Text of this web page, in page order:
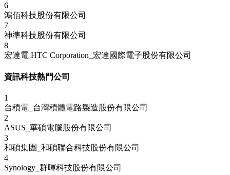
6
鴻佰科技股份有限公司
7
神準科技股份有限公司
8
宏達電 HTC Corporation_宏達國際電子股份有限公司
資訊科技熱門公司
1
台積電_台灣積體電路製造股份有限公司
2
ASUS_華碩電腦股份有限公司
3
和碩集團_和碩聯合科技股份有限公司
4
Synology_群暉科技股份有限公司